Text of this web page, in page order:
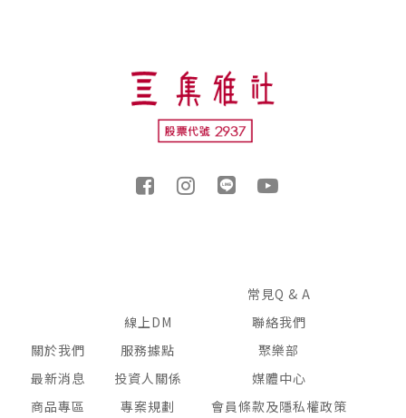
關於我們
最新消息
商品專區
線上DM
服務據點
投資人關係
專案規劃
常見Q & A
聯絡我們
聚樂部
媒體中心
會員條款及隱私權政策